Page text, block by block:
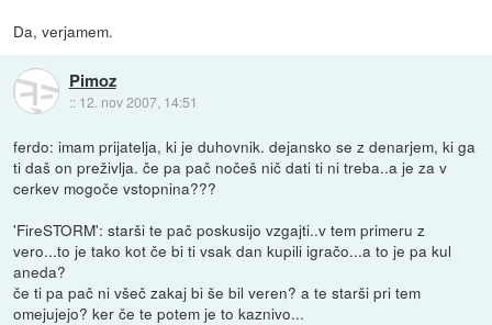
Da, verjamem.
Pimoz
:: 12. nov 2007, 14:51
ferdo: imam prijatelja, ki je duhovnik. dejansko se z denarjem, ki ga
ti daš on preživlja. če pa pač nočeš nič dati ti ni treba..a je za v
cerkev mogoče vstopnina???
'FireSTORM': starši te pač poskusijo vzgajti..v tem primeru z
vero...to je tako kot če bi ti vsak dan kupili igračo...a to je pa kul
aneda?
če ti pa pač ni všeč zakaj bi še bil veren? a te starši pri tem
omejujejo? ker če te potem je to kaznivo...